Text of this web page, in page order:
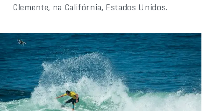
Clemente, na Califórnia, Estados Unidos.